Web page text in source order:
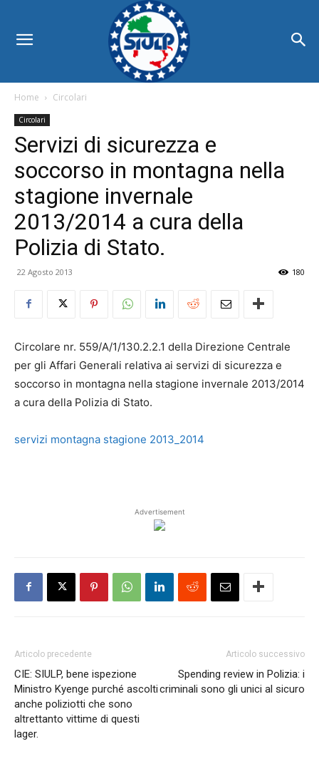
Home Circolari
Circolari
Servizi di sicurezza e
soccorso in montagna nella
stagione invernale
2013/2014 a cura della
Polizia di Stato.
22 Agosto 2013 180
Circolare nr. 559/A/1/130.2.2.1 della Direzione Centrale
per gli Affari Generali relativa ai servizi di sicurezza e
soccorso in montagna nella stagione invernale 2013/2014
a cura della Polizia di Stato.
servizi montagna stagione 2013_2014
Advertisement
Articolo precedente
CIE: SIULP, bene ispezione
Ministro Kyenge purché ascolti
anche poliziotti che sono
altrettanto vittime di questi
lager.
Articolo successivo
Spending review in Polizia: i
criminali sono gli unici al sicuro